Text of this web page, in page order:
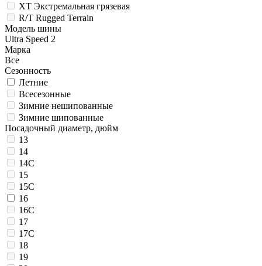
XT Экстремальная грязевая
R/T Rugged Terrain
Модель шины
Ultra Speed 2
Марка
Все
Сезонность
Летние
Всесезонные
Зимние нешипованные
Зимние шипованные
Посадочный диаметр, дюйм
13
14
14C
15
15C
16
16C
17
17C
18
19